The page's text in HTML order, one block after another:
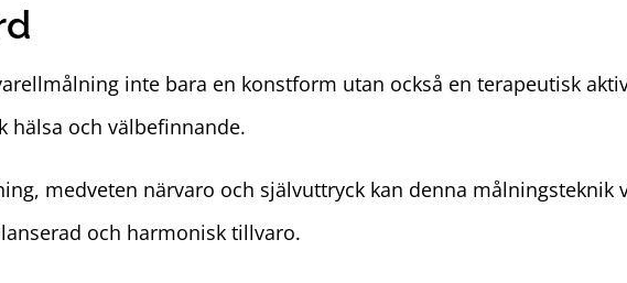
inte bara en konstform utan också en terapeutisk
hälsa och välbefinnande.
medveten närvaro och självuttryck kan denna målningsteknik
och harmonisk tillvaro.